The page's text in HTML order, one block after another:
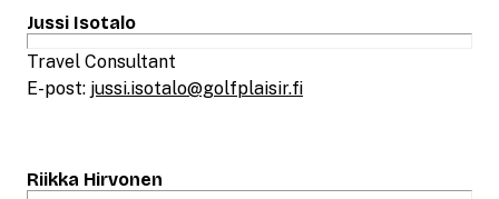
Jussi Isotalo
Travel Consultant
E-post: jussi.isotalo@golfplaisir.fi
Riikka Hirvonen